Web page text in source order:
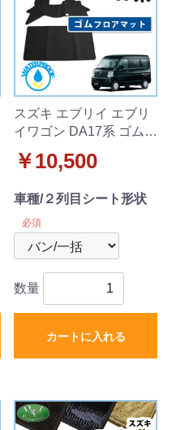
スズキ エブリイ エブリ
イワゴン DA17系 ゴムフ
ト
￥10,500
車種/２列目シート形状
必須
数量
カートに入れる